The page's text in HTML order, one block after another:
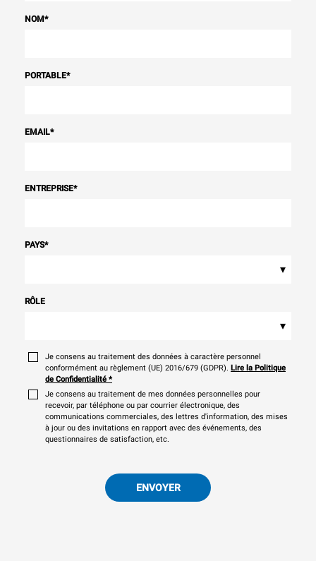
NOM*
PORTABLE*
EMAIL*
ENTREPRISE*
PAYS*
▾
RÔLE
▾
Je consens au traitement des données à caractère personnel
conformément au règlement (UE) 2016/679 (GDPR). Lire la Politique
de Confidentialité *
Je consens au traitement de mes données personnelles pour
recevoir, par téléphone ou par courrier électronique, des
communications commerciales, des lettres d'information, des mises
à jour ou des invitations en rapport avec des événements, des
questionnaires de satisfaction, etc.
ENVOYER